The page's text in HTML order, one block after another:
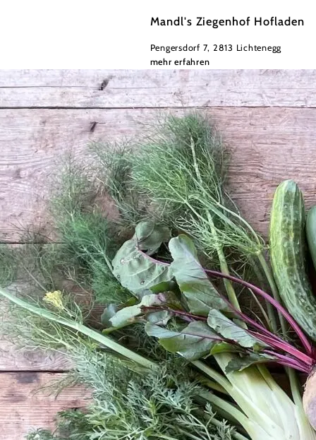
Mandl's Ziegenhof Hofladen
Pengersdorf 7, 2813 Lichtenegg
mehr erfahren